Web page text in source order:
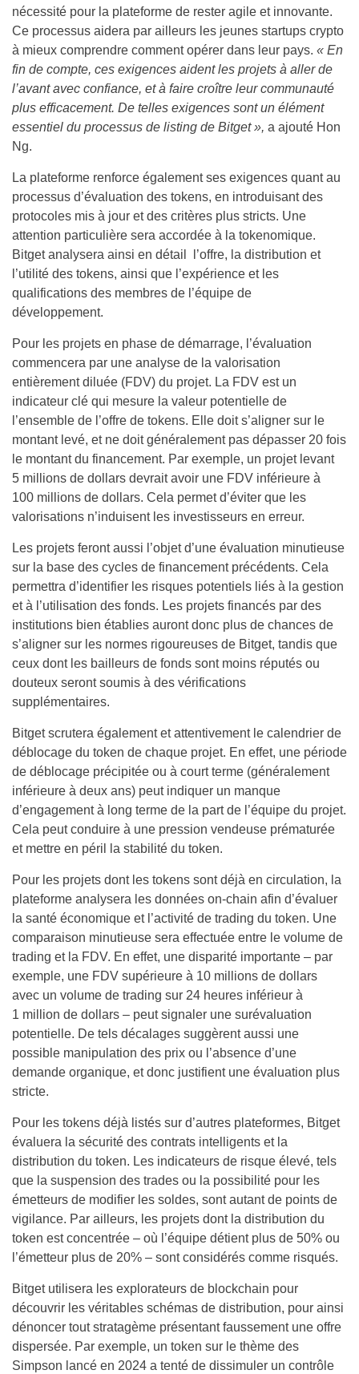
nécessité pour la plateforme de rester agile et innovante.
Ce processus aidera par ailleurs les jeunes startups crypto
à mieux comprendre comment opérer dans leur pays. « En
fin de compte, ces exigences aident les projets à aller de
l’avant avec confiance, et à faire croître leur communauté
plus efficacement. De telles exigences sont un élément
essentiel du processus de listing de Bitget », a ajouté Hon
Ng.
La plateforme renforce également ses exigences quant au
processus d’évaluation des tokens, en introduisant des
protocoles mis à jour et des critères plus stricts. Une
attention particulière sera accordée à la tokenomique.
Bitget analysera ainsi en détail l’offre, la distribution et
l’utilité des tokens, ainsi que l’expérience et les
qualifications des membres de l’équipe de
développement.
Pour les projets en phase de démarrage, l’évaluation
commencera par une analyse de la valorisation
entièrement diluée (FDV) du projet. La FDV est un
indicateur clé qui mesure la valeur potentielle de
l’ensemble de l’offre de tokens. Elle doit s’aligner sur le
montant levé, et ne doit généralement pas dépasser 20 fois
le montant du financement. Par exemple, un projet levant
5 millions de dollars devrait avoir une FDV inférieure à
100 millions de dollars. Cela permet d’éviter que les
valorisations n’induisent les investisseurs en erreur.
Les projets feront aussi l’objet d’une évaluation minutieuse
sur la base des cycles de financement précédents. Cela
permettra d’identifier les risques potentiels liés à la gestion
et à l’utilisation des fonds. Les projets financés par des
institutions bien établies auront donc plus de chances de
s’aligner sur les normes rigoureuses de Bitget, tandis que
ceux dont les bailleurs de fonds sont moins réputés ou
douteux seront soumis à des vérifications
supplémentaires.
Bitget scrutera également et attentivement le calendrier de
déblocage du token de chaque projet. En effet, une période
de déblocage précipitée ou à court terme (généralement
inférieure à deux ans) peut indiquer un manque
d’engagement à long terme de la part de l’équipe du projet.
Cela peut conduire à une pression vendeuse prématurée
et mettre en péril la stabilité du token.
Pour les projets dont les tokens sont déjà en circulation, la
plateforme analysera les données on-chain afin d’évaluer
la santé économique et l’activité de trading du token. Une
comparaison minutieuse sera effectuée entre le volume de
trading et la FDV. En effet, une disparité importante – par
exemple, une FDV supérieure à 10 millions de dollars
avec un volume de trading sur 24 heures inférieur à
1 million de dollars – peut signaler une surévaluation
potentielle. De tels décalages suggèrent aussi une
possible manipulation des prix ou l’absence d’une
demande organique, et donc justifient une évaluation plus
stricte.
Pour les tokens déjà listés sur d’autres plateformes, Bitget
évaluera la sécurité des contrats intelligents et la
distribution du token. Les indicateurs de risque élevé, tels
que la suspension des trades ou la possibilité pour les
émetteurs de modifier les soldes, sont autant de points de
vigilance. Par ailleurs, les projets dont la distribution du
token est concentrée – où l’équipe détient plus de 50% ou
l’émetteur plus de 20% – sont considérés comme risqués.
Bitget utilisera les explorateurs de blockchain pour
découvrir les véritables schémas de distribution, pour ainsi
dénoncer tout stratagème présentant faussement une offre
dispersée. Par exemple, un token sur le thème des
Simpson lancé en 2024 a tenté de dissimuler un contrôle